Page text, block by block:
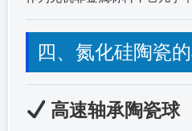
四、氮化硅陶瓷
高速轴承陶瓷球